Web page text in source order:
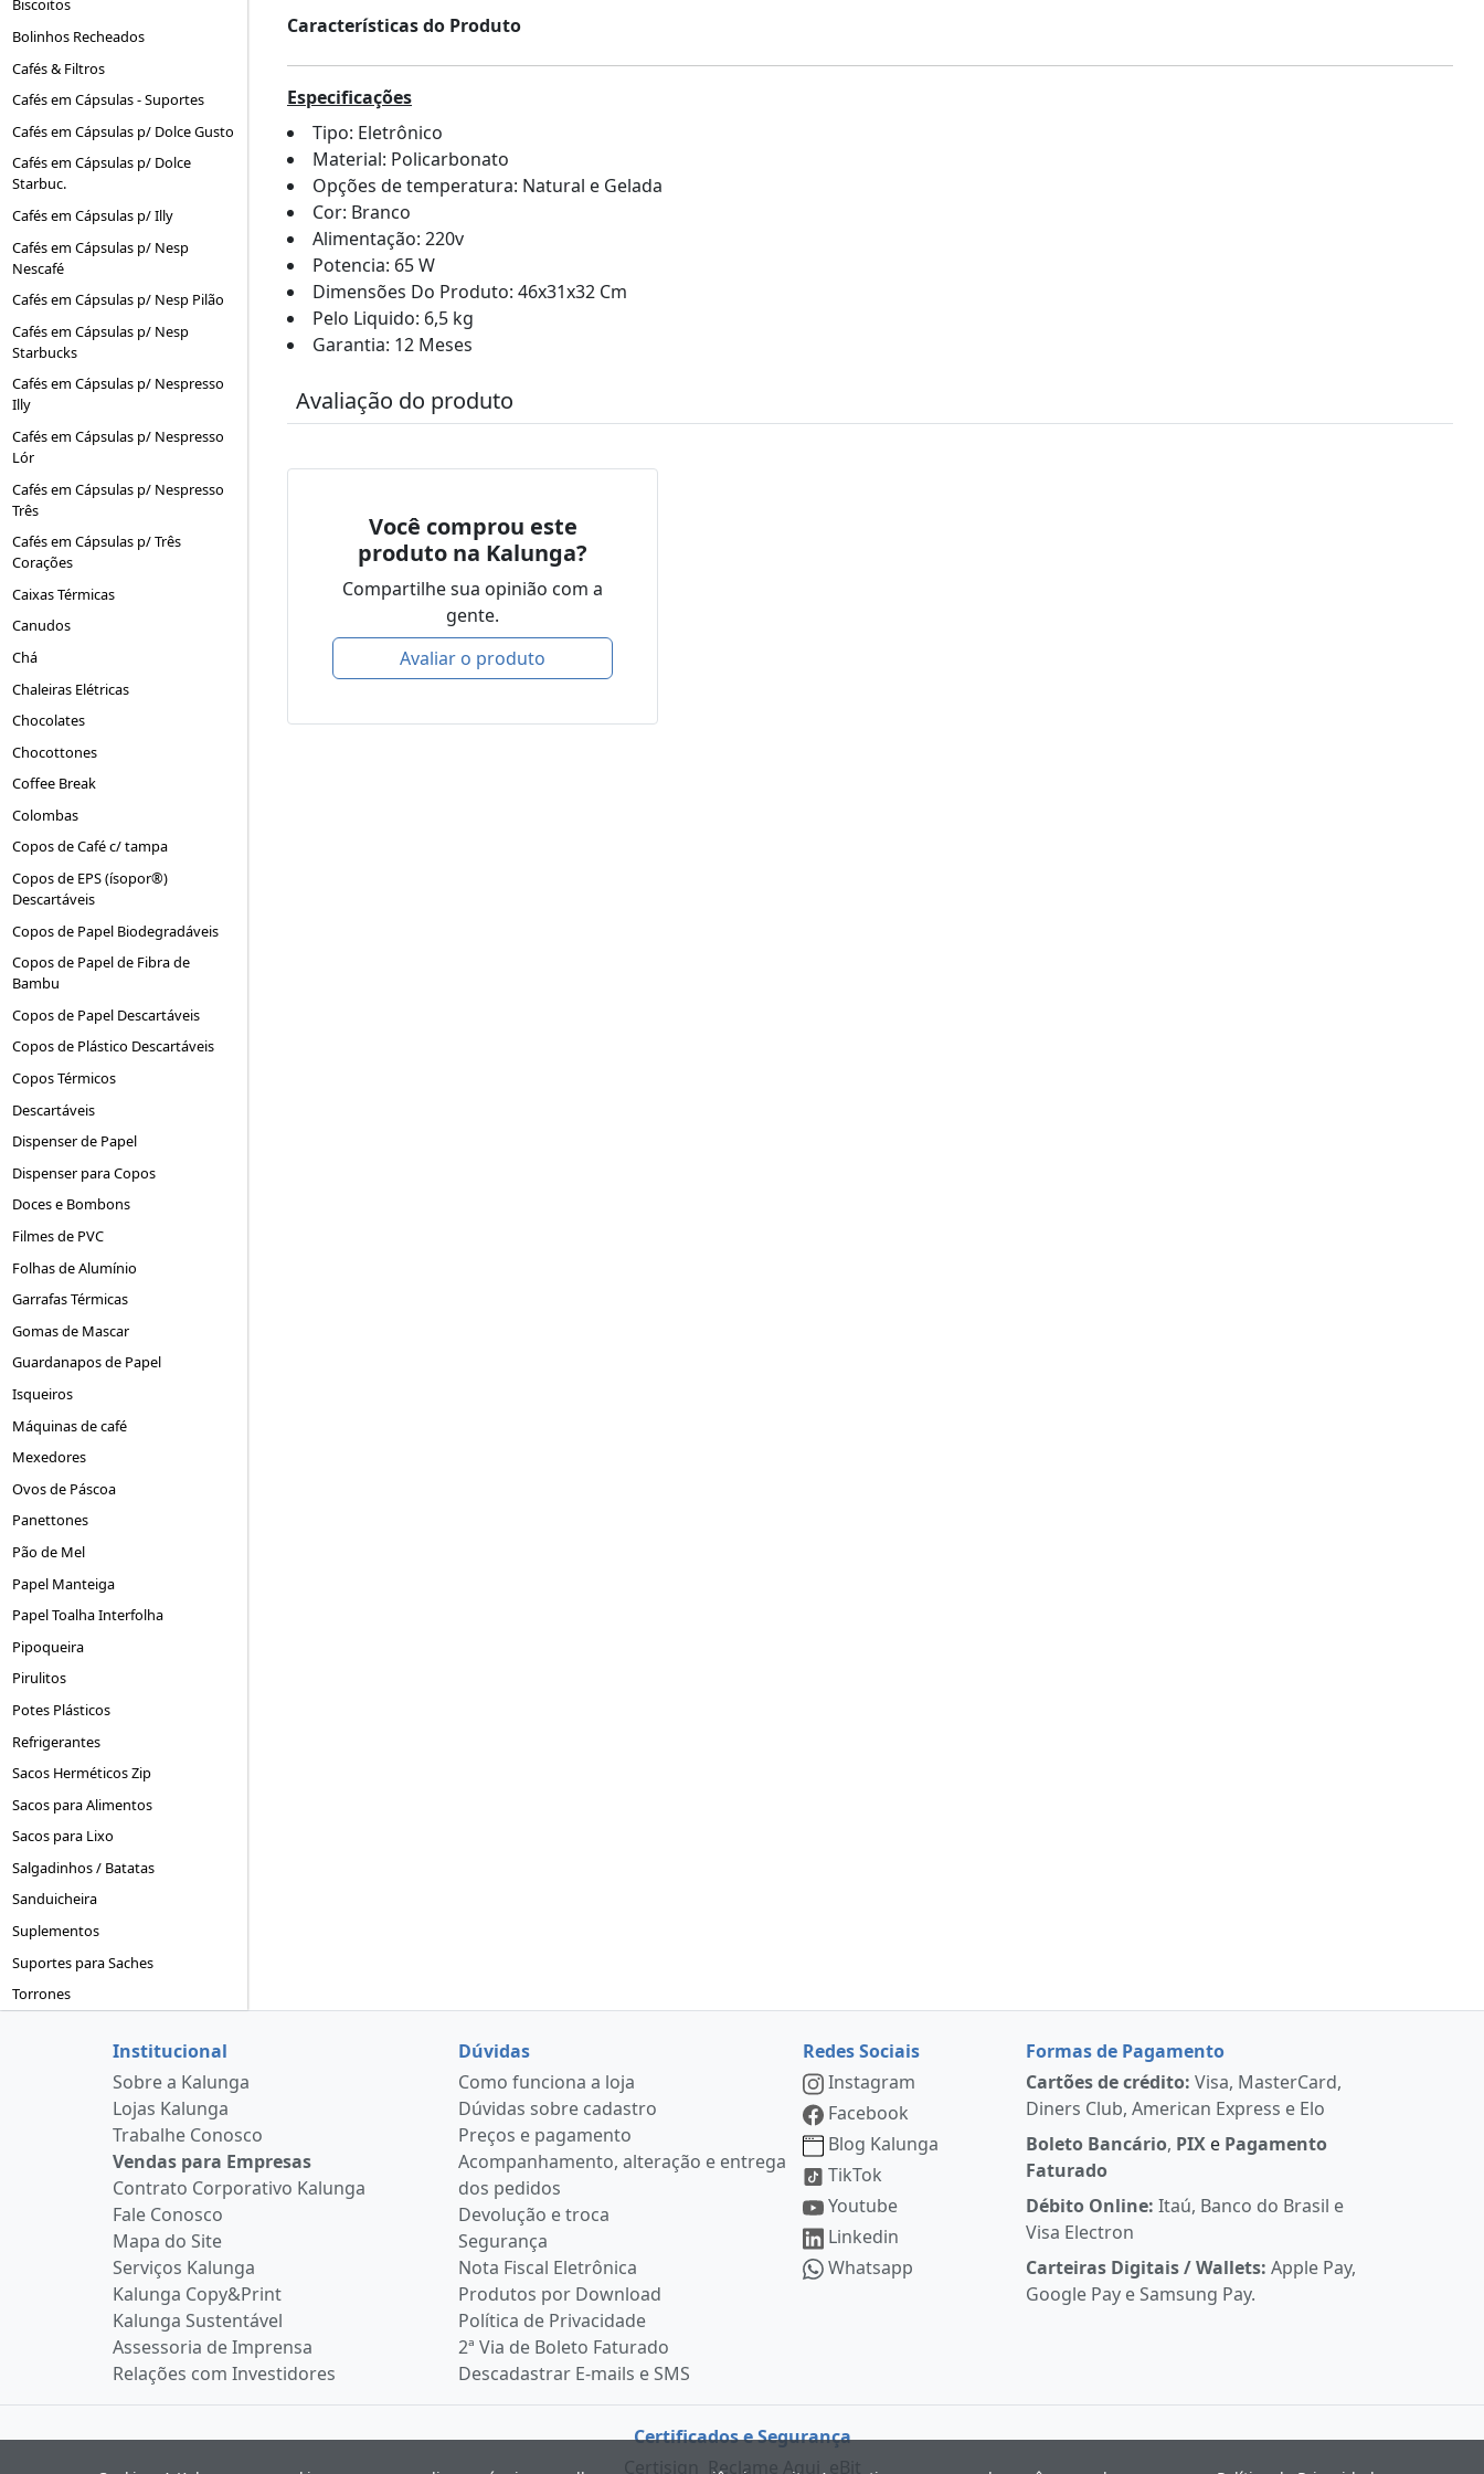
Biscoitos
Bolinhos Recheados
Cafés & Filtros
Cafés em Cápsulas - Suportes
Cafés em Cápsulas p/ Dolce Gusto
Cafés em Cápsulas p/ Dolce
Starbuc.
Cafés em Cápsulas p/ Illy
Cafés em Cápsulas p/ Nesp
Nescafé
Cafés em Cápsulas p/ Nesp Pilão
Cafés em Cápsulas p/ Nesp
Starbucks
Cafés em Cápsulas p/ Nespresso
Illy
Cafés em Cápsulas p/ Nespresso
Lór
Cafés em Cápsulas p/ Nespresso
Três
Cafés em Cápsulas p/ Três
Corações
Caixas Térmicas
Canudos
Chá
Chaleiras Elétricas
Chocolates
Chocottones
Coffee Break
Colombas
Copos de Café c/ tampa
Copos de EPS (ísopor®)
Descartáveis
Copos de Papel Biodegradáveis
Copos de Papel de Fibra de
Bambu
Copos de Papel Descartáveis
Copos de Plástico Descartáveis
Copos Térmicos
Descartáveis
Dispenser de Papel
Dispenser para Copos
Doces e Bombons
Filmes de PVC
Folhas de Alumínio
Garrafas Térmicas
Gomas de Mascar
Guardanapos de Papel
Isqueiros
Máquinas de café
Mexedores
Ovos de Páscoa
Panettones
Pão de Mel
Papel Manteiga
Papel Toalha Interfolha
Pipoqueira
Pirulitos
Potes Plásticos
Refrigerantes
Sacos Herméticos Zip
Sacos para Alimentos
Sacos para Lixo
Salgadinhos / Batatas
Sanduicheira
Suplementos
Suportes para Saches
Torrones
Características do Produto
Especificações
Tipo: Eletrônico
Material: Policarbonato
Opções de temperatura: Natural e Gelada
Cor: Branco
Alimentação: 220v
Potencia: 65 W
Dimensões Do Produto: 46x31x32 Cm
Pelo Liquido: 6,5 kg
Garantia: 12 Meses
Avaliação do produto
Você comprou este
produto na Kalunga?
Compartilhe sua opinião com a
gente.
Avaliar o produto
Institucional
Sobre a Kalunga
Lojas Kalunga
Trabalhe Conosco
Vendas para Empresas
Contrato Corporativo Kalunga
Fale Conosco
Mapa do Site
Serviços Kalunga
Kalunga Copy&Print
Kalunga Sustentável
Assessoria de Imprensa
Relações com Investidores
Dúvidas
Como funciona a loja
Dúvidas sobre cadastro
Preços e pagamento
Acompanhamento, alteração e entrega
dos pedidos
Devolução e troca
Segurança
Nota Fiscal Eletrônica
Produtos por Download
Política de Privacidade
2ª Via de Boleto Faturado
Descadastrar E-mails e SMS
Redes Sociais
Instagram
Facebook
Blog Kalunga
TikTok
Youtube
Linkedin
Whatsapp
Formas de Pagamento
Cartões de crédito: Visa, MasterCard,
Diners Club, American Express e Elo
Boleto Bancário, PIX e Pagamento
Faturado
Débito Online: Itaú, Banco do Brasil e
Visa Electron
Carteiras Digitais / Wallets:Apple Pay,
Google Pay e Samsung Pay.
Certificados e Segurança
Certisign Reclame Aqui eBit